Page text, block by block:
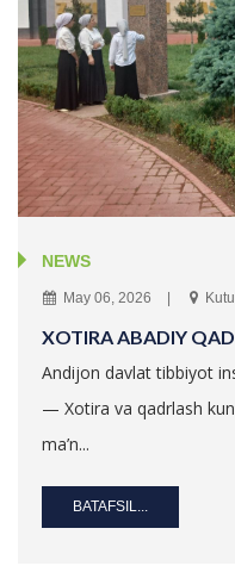
NEWS
May 06, 2026
XOTIRA ABADIY
Andijon davlat tibbiyot
— Xotira va qadrlash
ma’n...
BATAFSIL...